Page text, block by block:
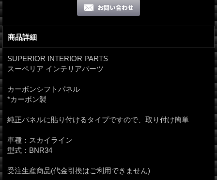
商品詳細
SUPERIOR INTERIOR PARTS
スーペリア インテリアパーツ
カーボンシフトパネル
*カーボン製
純正パネルに貼り付けるタイプですので、取り付け簡単
車種：スカイライン
型式：BNR34
受注生産商品(代金引換はご利用できません)